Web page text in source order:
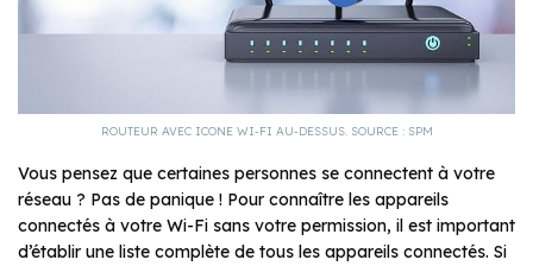
ROUTEUR AVEC ICONE WI-FI AU-DESSUS. SOURCE : SPM
Vous pensez que certaines personnes se connectent à votre
réseau ? Pas de panique ! Pour connaître les appareils
connectés à votre Wi-Fi sans votre permission, il est important
d’établir une liste complète de tous les appareils connectés. Si